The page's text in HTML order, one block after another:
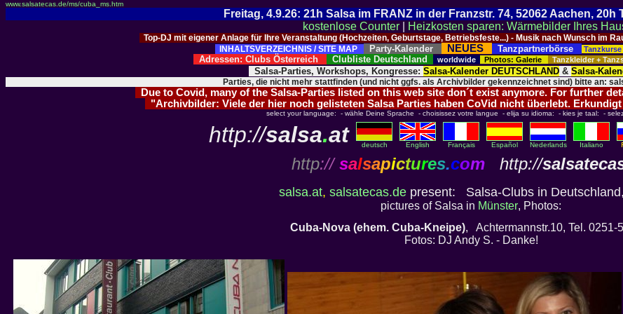
www.salsatecas.de/ms/cuba_ms.htm
Freitag, 4.9.26: 21h Salsa im FRANZ in der Franzstr. 74, 52062 Aachen, 20h
kostenlose Counter
Heizkosten sparen: Wärmebilder Ihres
Top-DJ mit eigener Anlage für Ihre Veranstaltung (Hochzeiten, Geburtstage, Betriebsfeste...) - Musik nach Wunsch im
INHALTSVERZEICHNIS / SITE MAP
Party-Kalender NEUES Tanzpartnerbörse Tanzkurse
Adressen: Clubs Österreich Clubliste Deutschland worldwide Photos: Galerie Tanzkleider +
Salsa-Parties, Workshops, Kongresse: Salsa-Kalender DEUTSCHLAND & Salsa-
Parties, die nicht mehr stattfinden (und nicht ggfs. als Archivbilder gekennzeichnet sind) bitte an:
Due to Covid, many of the Salsa-Parties listed on this web site don´t exist anymore. For further
"Archivbilder: Viele der hier noch gelisteten Salsa Parties haben CoVid nicht überlebt.
select your language: - wähle Deine Sprache - choisissez votre langue - elija su idioma: - kies je taal: -
http://salsa.at deutsch English Français Español Nederlands Italiano
http:// salsapictures.com http://
salsa.at, salsatecas.de present: Salsa-Clubs in
pictures of Salsa in Münster, Photos:
Cuba-Nova (ehem. Cuba-Kneipe), Achtermannstr.10, Tel. 0251-
Fotos: DJ Andy S. - Danke!